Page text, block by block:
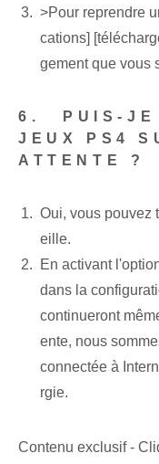
>Pour reprendre
cations]
gement que vous
6. ⁤ PUIS-JE
JEUX PS4
ATTENTE ?
Oui, vous pouvez⁢
eille.
En activant
dans la
continueront
ente, nous
connectée à
rgie.
Contenu exclusif -